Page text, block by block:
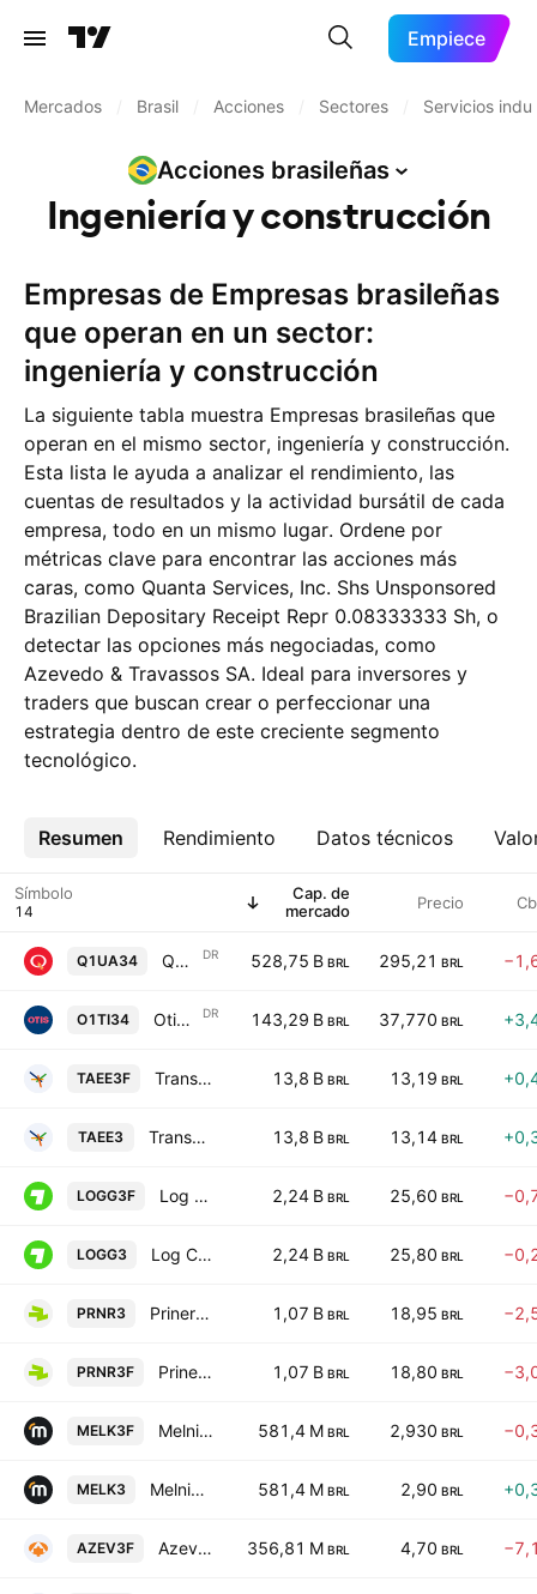
Empiece
Mercados Brasil Acciones Sectores Servicios
Acciones brasileñas
Ingeniería y construcción
Empresas de Empresas brasileñas
que operan en un sector:
ingeniería y construcción
La siguiente tabla muestra Empresas brasileñas que
operan en el mismo sector, ingeniería y construcción.
Esta lista le ayuda a analizar el rendimiento, las
cuentas de resultados y la actividad bursátil de cada
empresa, todo en un mismo lugar. Ordene por
métricas clave para encontrar las acciones más
caras, como Quanta Services, Inc. Shs Unsponsored
Brazilian Depositary Receipt Repr 0.08333333 Sh, o
detectar las opciones más negociadas, como
Azevedo & Travassos SA. Ideal para inversores y
traders que buscan crear o perfeccionar una
estrategia dentro de este creciente segmento
tecnológico.
Resumen Rendimiento Datos técnicos
Más
Símbolo
Cap. de
mercado
Precio
Q1UA34 Quanta Services, Inc. Shs Unsponsored Brazilian Depositary Receipt Repr 0.08333333 Sh DR 528,75 B BRL 295,21 BRL
O1TI34 Otis Worldwide Corporation Shs Unsponsored Brazilian Depositary Receipt Repr 0.5 Sh DR 143,29 B BRL 37,770 BRL
TAEE3F Transmissora Alianca De Energia Eletrica S.A. 13,8 B BRL 13,19 BRL
TAEE3 Transmissora Alianca De Energia Eletrica S.A. 13,8 B BRL 13,14 BRL
LOGG3F Log Commercial Properties e Participacoes SA 2,24 B BRL 25,60 BRL
LOGG3 Log Commercial Properties e Participacoes SA 2,24 B BRL 25,80 BRL
PRNR3 Priner Servicos Industriais SA 1,07 B BRL 18,95 BRL
PRNR3F Priner Servicos Industriais SA 1,07 B BRL 18,80 BRL
MELK3F Melnick Desenvolvimento Imobiliario SA 581,4 M BRL 2,930 BRL
MELK3 Melnick Desenvolvimento Imobiliario SA 581,4 M BRL 2,90 BRL
AZEV3F Azevedo & Travassos SA 356,81 M BRL 4,70 BRL